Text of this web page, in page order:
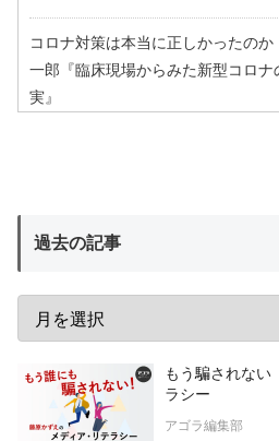
コロナ対策は本当に正しかったのか
一郎『臨床現場からみた新型コロナ
実』
過去の記事
もう騙されな
ラシー
アゴラ編集部